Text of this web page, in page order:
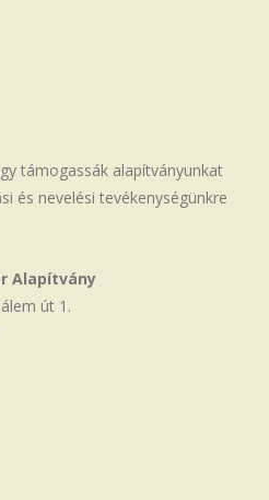
támogassák alapítványunkat
és nevelési tevékenységünkre
Alapítvány
út 1.